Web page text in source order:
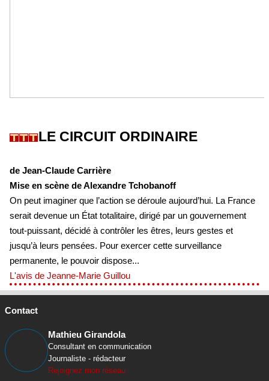
LE CIRCUIT ORDINAIRE
de Jean-Claude Carrière
Mise en scène de Alexandre Tchobanoff
On peut imaginer que l’action se déroule aujourd’hui. La France
serait devenue un État totalitaire, dirigé par un gouvernement
tout-puissant, décidé à contrôler les êtres, leurs gestes et
jusqu’à leurs pensées. Pour exercer cette surveillance
permanente, le pouvoir dispose...
L'avis de Jeanne-Marie Guillou
Contact
Mathieu Girandola
Consultant en communication
Journaliste - rédacteur
Rejoignez mon réseau